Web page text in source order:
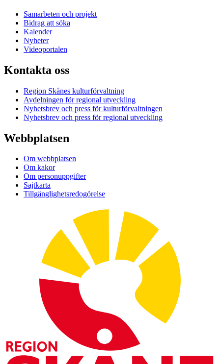
Samarbeten och projekt
Bidrag att söka
Kalender
Nyheter
Videoportalen
Kontakta oss
Region Skånes kulturförvaltning
Avdelningen för regional utveckling
Nyhetsbrev och press för kulturförvaltningen
Nyhetsbrev och press för regional utveckling
Webbplatsen
Om webbplatsen
Om kakor
Om personuppgifter
Sajtkarta
Tillgänglighetsredogörelse